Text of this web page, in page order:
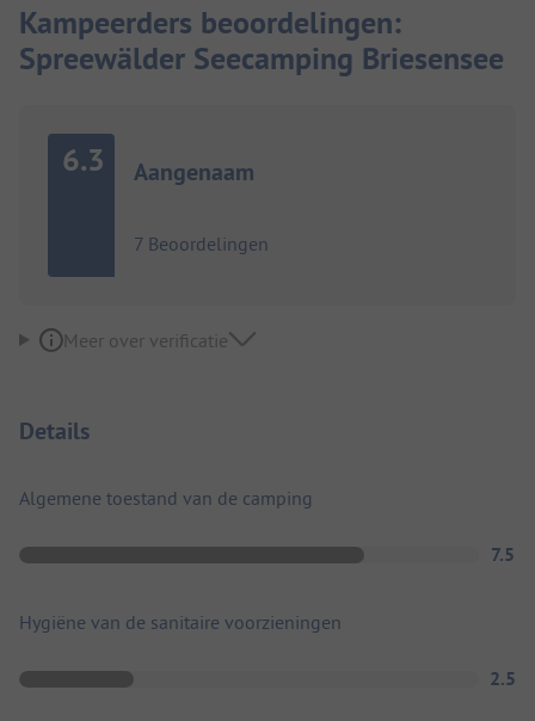
Kampeerders beoordelingen:
Spreewälder Seecamping Briesensee
6.3 Aangenaam
7 Beoordelingen
Meer over verificatie
Details
Algemene toestand van de camping
7.5
Hygiëne van de sanitaire voorzieningen
2.5